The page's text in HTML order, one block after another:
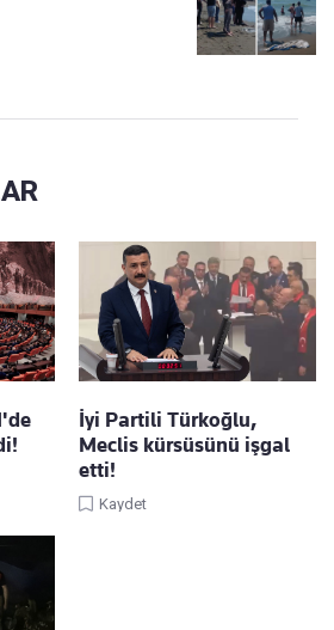
İyi Partili Türkoğlu,
Meclis kürsüsünü işgal
etti!
Kaydet